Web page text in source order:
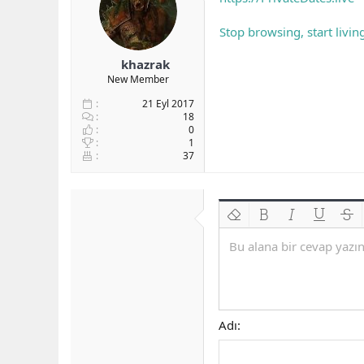
khazrak
New Member
21 Eyl 2017
18
0
1
37
Stop browsing, start
Bu alana bir cevap
Adı